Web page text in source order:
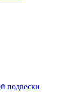
подвески